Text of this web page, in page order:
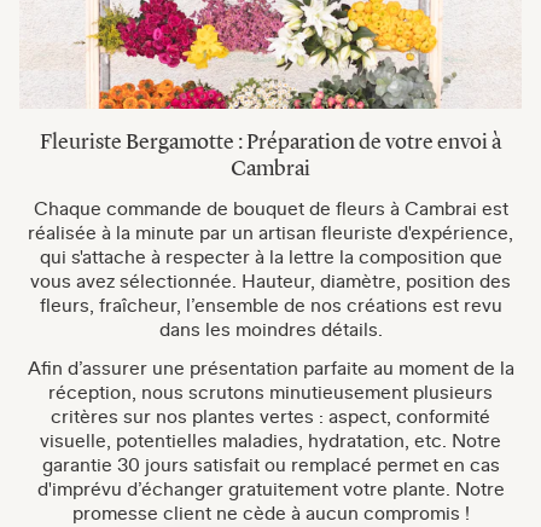
Fleuriste Bergamotte : Préparation de votre envoi à
Cambrai
Chaque commande de bouquet de fleurs à Cambrai est
réalisée à la minute par un artisan fleuriste d'expérience,
qui s'attache à respecter à la lettre la composition que
vous avez sélectionnée. Hauteur, diamètre, position des
fleurs, fraîcheur, l’ensemble de nos créations est revu
dans les moindres détails.
Afin d’assurer une présentation parfaite au moment de la
réception, nous scrutons minutieusement plusieurs
critères sur nos plantes vertes : aspect, conformité
visuelle, potentielles maladies, hydratation, etc. Notre
garantie 30 jours satisfait ou remplacé permet en cas
d'imprévu d’échanger gratuitement votre plante. Notre
promesse client ne cède à aucun compromis !